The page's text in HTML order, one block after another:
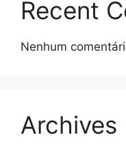
Recent
Nenhum
Archives